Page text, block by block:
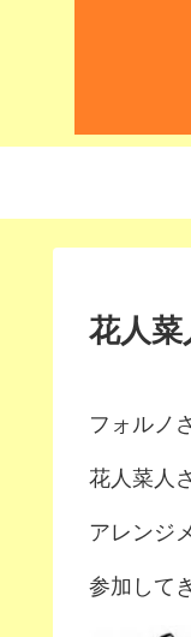
花人
フォルノ
花人菜人
アレンジ
参加して